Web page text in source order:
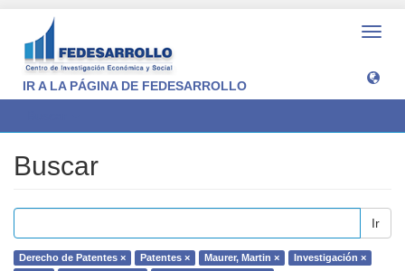
IR A LA PÁGINA DE FEDESARROLLO
Buscar
Ir
Derecho de Patentes × Patentes × Maurer, Martin ×
Investigación ×